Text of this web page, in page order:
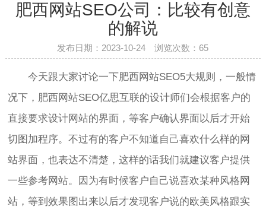
肥西网站SEO公司：比较有创意
的解说
发布日期：2023-10-24 浏览次数： 65
今天跟大家讨论一下肥西网站SEO5大规则，一般情
况下，肥西网站SEO亿思互联的设计师们会根据客户的
直接要求设计网站的界面，等客户确认界面以后才开始
切图加程序。不过有的客户不知道自己喜欢什么样的网
站界面，也表达不清楚，这样的话我们就建议客户提供
一些参考网站。因为有时候客户自己说喜欢某种风格网
站，等到效果图出来以后才发现客户说的欧美风格跟实